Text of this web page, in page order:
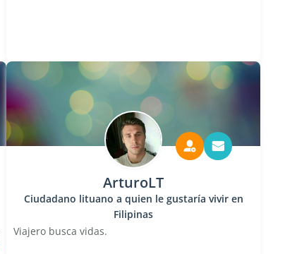
ArturoLT
Ciudadano lituano a quien le gustaría vivir en
Filipinas
Viajero busca vidas.